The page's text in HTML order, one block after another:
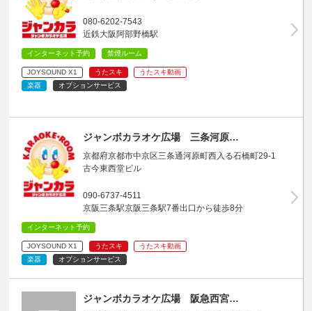
080-6202-7543
近鉄大阪阿部野橋駅
インターネット予約 禁煙ルーム
JOYSOUND X1 うたスキ
うたスキ動画
楽器
オプションサービス
ジャンボカラオケ広場 三条河原…
京都府京都市中京区三条通河原町西入る石橋町29-1
古今東西堂ビル
090-6737-4511
京阪三条駅京阪三条駅7番出口から徒歩8分
インターネット予約
JOYSOUND X1 うたスキ
うたスキ動画
楽器
オプションサービス
ジャンボカラオケ広場 阪急西宮…